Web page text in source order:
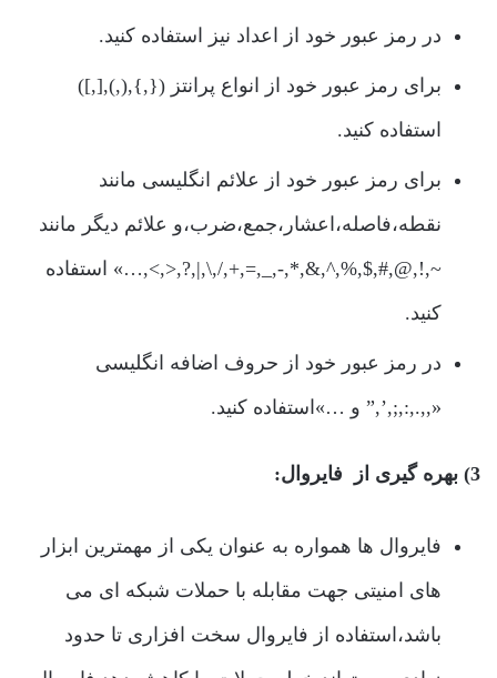
در رمز عبور خود از اعداد نیز استفاده کنید.
برای رمز عبور خود از انواع پرانتز ({,},(,),[,])
استفاده کنید.
برای رمز عبور خود از علائم انگلیسی مانند
نقطه،فاصله،اعشار،جمع،ضرب،و علائم دیگر مانند
~,!,@,#,$,%,^,&,*,-,_,=,+,/,\,|,?,<,>,…» استفاده
کنید.
در رمز عبور خود از حروف اضافه انگلیسی
«,,.,:,;,’,” و …»استفاده کنید.
3) بهره گیری از فایروال:
فایروال ها همواره به عنوان یکی از مهمترین ابزار
های امنیتی جهت مقابله با حملات شبکه ای می
باشد،استفاده از فایروال سخت افزاری تا حدود